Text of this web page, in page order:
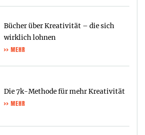
Bücher über Kreativität – die sich
wirklich lohnen
>> MEHR
Die 7k-Methode für mehr Kreativität
>> MEHR